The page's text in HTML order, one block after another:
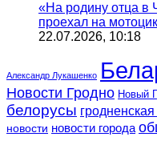
«На родину отца в
проехал на
22.07.2026, 10:18
Александр Лукашенко
Новости Гродно Новый
белорусы
новости новости города